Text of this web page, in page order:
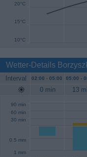
10°C
15°C
20°C
Wetter-Details
Interval 02:00 - 05:00 05:00 -
0 min 13
30 min
60 min
90 min
0.5 mm
1 mm